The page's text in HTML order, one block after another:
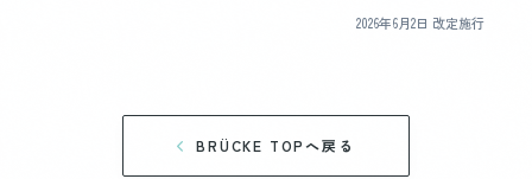
2026年6月2日 改定施行
BRÜCKE TOPへ戻る